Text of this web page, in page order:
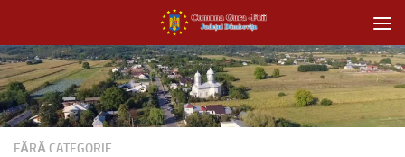
FĂRĂ CATEGORIE